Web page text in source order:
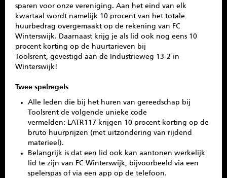
MENU
sparen voor onze vereniging. Aan het eind van elk
kwartaal wordt namelijk 10 procent van het totale
huurbedrag overgemaakt op de rekening van FC
Winterswijk. Daarnaast krijg je als lid ook nog eens 10
procent korting op de huurtarieven bij
Toolsrent, gevestigd aan de Industrieweg 13-2 in
Winterswijk!
Twee spelregels
Alle leden die bij het huren van gereedschap bij
Toolsrent de volgende unieke code
vermelden: LATR117 krijgen 10 procent korting op de
bruto huurprijzen (met uitzondering van rijdend
materieel).
Belangrijk is dat een lid ook kan aantonen werkelijk
lid te zijn van FC Winterswijk, bijvoorbeeld via een
spelerspas of via een app op de telefoon.